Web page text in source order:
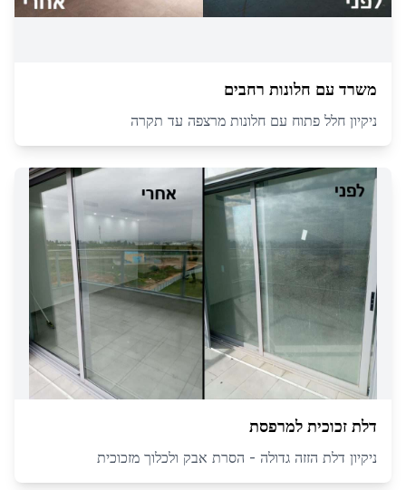
משרד עם חלונות רחבים
ניקיון חלל פתוח עם חלונות מרצפה עד תקרה
דלת זכוכית למרפסת
ניקיון דלת הזזה גדולה - הסרת אבק ולכלוך מזכוכית